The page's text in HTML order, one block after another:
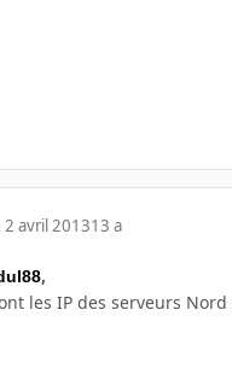
2 avril 201313 a
,
les IP des serveurs